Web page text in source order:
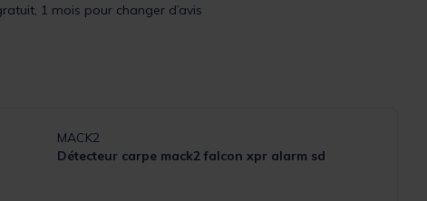
1 mois pour changer d’avis
MACK2
Détecteur carpe mack2 falcon xpr alarm sd